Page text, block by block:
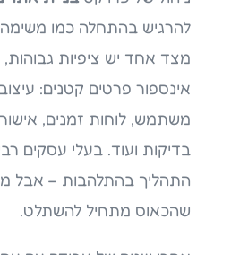
להרגיש בהתחלה כמו
מצד אחד יש ציפיות
משתמש, לוחות זמנים,
בדיקות ועוד. בעלי עסקים
התהליך בהתלהבות – אבל
שהכאוס מתחיל להשתלט.